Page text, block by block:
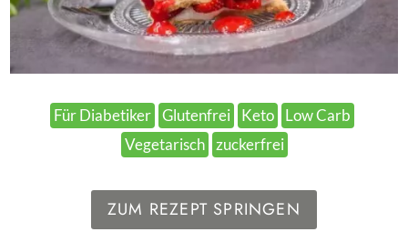
Für Diabetiker Glutenfrei Keto
Low Carb
Vegetarisch zuckerfrei
ZUM REZEPT SPRINGEN